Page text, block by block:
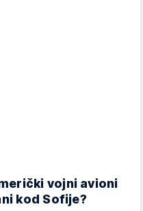
vojni avioni
kod Sofije?